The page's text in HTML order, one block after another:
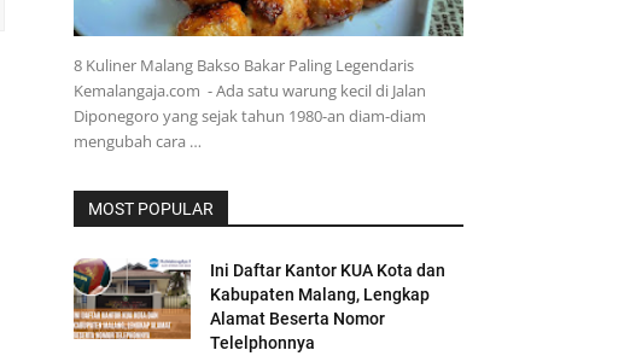
8 Kuliner Malang Bakso Bakar Paling Legendaris
Kemalangaja.com - Ada satu warung kecil di Jalan
Diponegoro yang sejak tahun 1980-an diam-diam
mengubah cara …
MOST POPULAR
Ini Daftar Kantor KUA Kota dan
Kabupaten Malang, Lengkap
Alamat Beserta Nomor
Telelphonnya